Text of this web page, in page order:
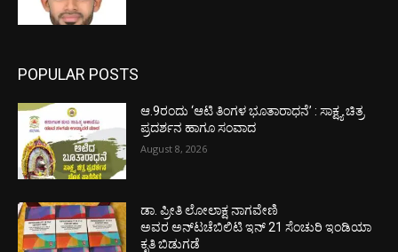
POPULAR POSTS
ಆ.9ರಂದು ‘ಆಟಿ ತಿಂಗಳ ಭೂತಾರಾಧನೆ’ : ಸಾಕ್ಷ್ಯ ಚಿತ್ರ
ಪ್ರದರ್ಶನ ಹಾಗೂ ಸಂವಾದ
August 8, 2026
ಡಾ. ಪ್ರೀತಿ ಲೋಲಾಕ್ಷ ನಾಗವೇಣಿ
ಅವರ ಅನ್‌ಟಚೆಬಿಲಿಟಿ ಇನ್ 21 ಸೆಂಚುರಿ ಇಂಡಿಯಾ
ಕೃತಿ ಬಿಡುಗಡೆ